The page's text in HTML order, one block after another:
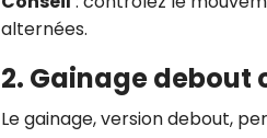
alternées.
2. Gainage debout
Le gainage, version debout,